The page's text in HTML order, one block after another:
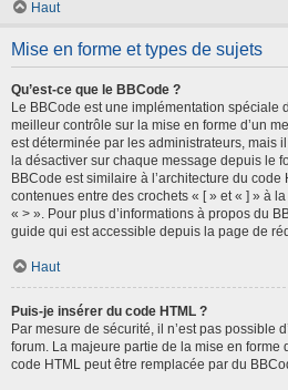
Haut
Mise en forme et types de sujets
Qu’est-ce que le BBCode ?
Le BBCode est une implémentation spéciale
meilleur contrôle sur la mise en forme d’un
est déterminée par les administrateurs, mais
la désactiver sur chaque message depuis le
BBCode est similaire à l’architecture du code
contenues entre des crochets « [ » et « ] » à
« > ». Pour plus d’informations à propos du
guide qui est accessible depuis la page de
Haut
Puis-je insérer du code HTML ?
Par mesure de sécurité, il n’est pas possible
forum. La majeure partie de la mise en forme
code HTML peut être remplacée par du